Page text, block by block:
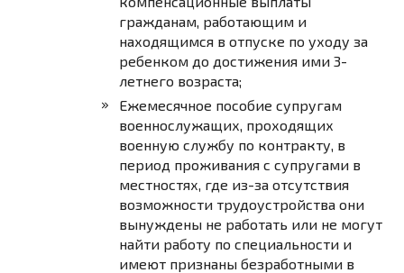
гражданам, работающим и
находящимся в отпуске по уходу за
ребенком до достижения ими 3-
летнего возраста;
Ежемесячное пособие супругам
военнослужащих, проходящих
военную службу по контракту, в
период проживания с супругами в
местностях, где из-за отсутствия
возможности трудоустройства они
вынуждены не работать или не могут
найти работу по специальности и
имеют признаны безработными в